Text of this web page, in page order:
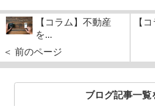
【コラム】不動産
を...
＜ 前のページ
【
ブログ記事一覧